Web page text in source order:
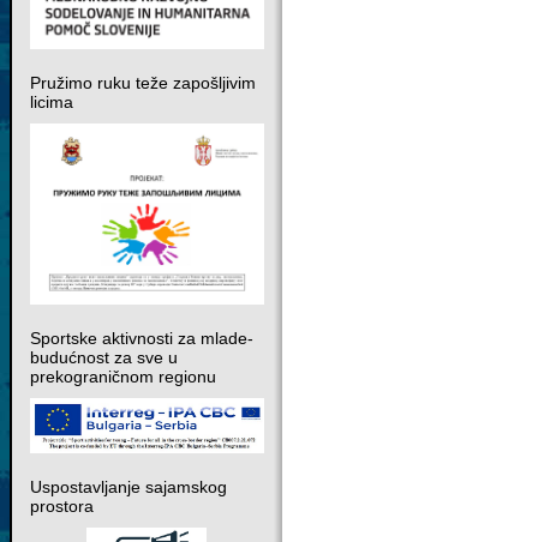
Pružimo ruku teže zapošljivim
licima
Sportske aktivnosti za mlade-
budućnost za sve u
prekograničnom regionu
Uspostavljanje sajamskog
prostora